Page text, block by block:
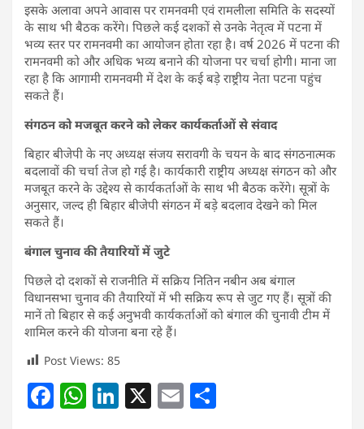
इसके अलावा अपने आवास पर रामनवमी एवं रामलीला समिति के सदस्यों
के साथ भी बैठक करेंगे। पिछले कई दशकों से उनके नेतृत्व में पटना में
भव्य स्तर पर रामनवमी का आयोजन होता रहा है। वर्ष 2026 में पटना की
रामनवमी को और अधिक भव्य बनाने की योजना पर चर्चा होगी। माना जा
रहा है कि आगामी रामनवमी में देश के कई बड़े राष्ट्रीय नेता पटना पहुंच
सकते हैं।
संगठन को मजबूत करने को लेकर कार्यकर्ताओं से संवाद
बिहार बीजेपी के नए अध्यक्ष संजय सरावगी के चयन के बाद संगठनात्मक
बदलावों की चर्चा तेज हो गई है। कार्यकारी राष्ट्रीय अध्यक्ष संगठन को और
मजबूत करने के उद्देश्य से कार्यकर्ताओं के साथ भी बैठक करेंगे। सूत्रों के
अनुसार, जल्द ही बिहार बीजेपी संगठन में बड़े बदलाव देखने को मिल
सकते हैं।
बंगाल चुनाव की तैयारियों में जुटे
पिछले दो दशकों से राजनीति में सक्रिय नितिन नबीन अब बंगाल
विधानसभा चुनाव की तैयारियों में भी सक्रिय रूप से जुट गए हैं। सूत्रों की
मानें तो बिहार से कई अनुभवी कार्यकर्ताओं को बंगाल की चुनावी टीम में
शामिल करने की योजना बना रहे हैं।
Post Views: 85
F W Li X E